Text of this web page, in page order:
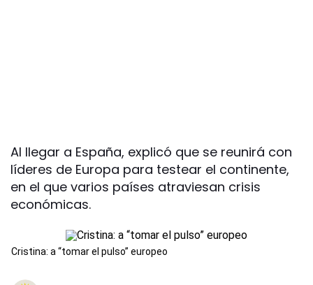
Al llegar a España, explicó que se reunirá con
líderes de Europa para testear el continente,
en el que varios países atraviesan crisis
económicas.
Cristina: a “tomar el pulso” europeo